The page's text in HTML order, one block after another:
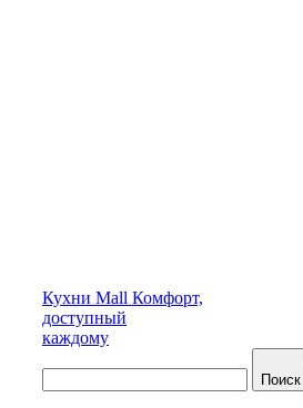
Кухни Mall Комфорт,
доступный
каждому
Поиск